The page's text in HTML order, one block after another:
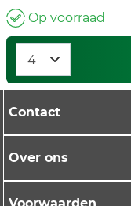
Op voorraad
Contact
Over ons